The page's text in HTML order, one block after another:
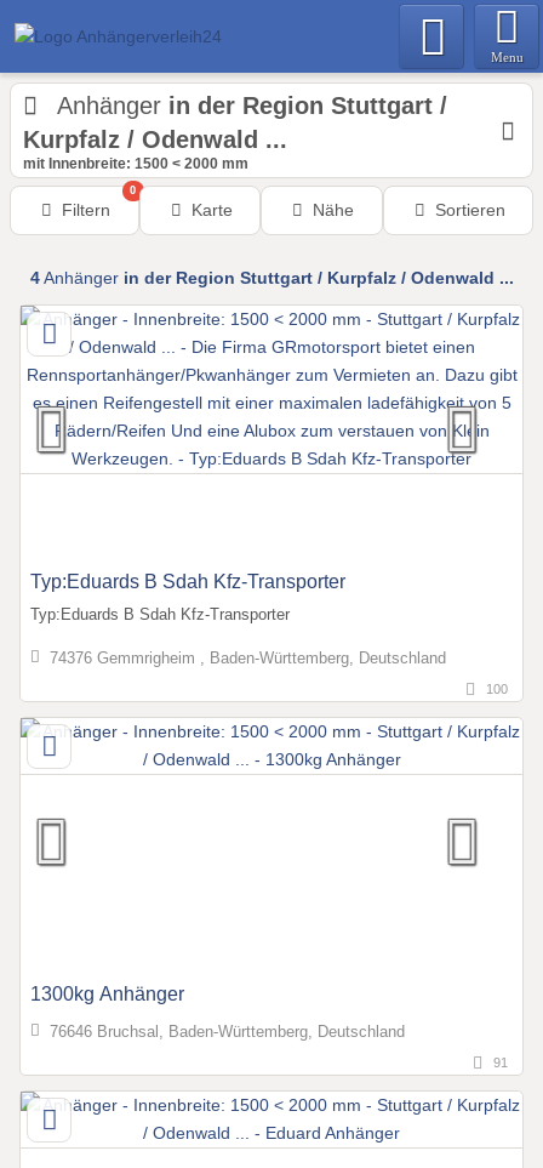
Menu
Anhänger in der Region Stuttgart /
Kurpfalz / Odenwald ...
mit Innenbreite: 1500 < 2000 mm
Filtern
0
Karte Nähe Sortieren
4Anhänger in der Region Stuttgart / Kurpfalz / Odenwald ...
Typ:Eduards B Sdah Kfz-Transporter
Typ:Eduards B Sdah Kfz-Transporter
74376 Gemmrigheim , Baden-Württemberg, Deutschland
100
1300kg Anhänger
76646 Bruchsal, Baden-Württemberg, Deutschland
91